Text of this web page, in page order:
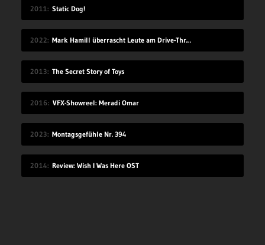
2011 Static Dog!
2022 Mark Hamill überrascht Leute am Drive-Thru-Schalter
2013 The Secret Story of Toys
2016 VFX-Showreel: Meradi Omar
2023 Montagsgefühle Nr. 394
2014 Review: Wish I Was Here OST